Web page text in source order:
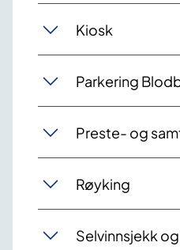
Kiosk
Parkering
Preste- og
Røyking
Selvinnsjekk